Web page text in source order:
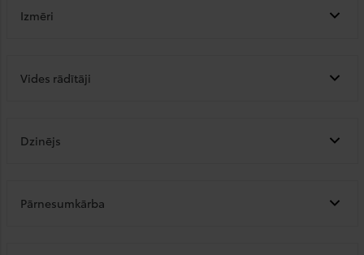
Izmēri
Vides rādītāji
Dzinējs
Pārnesumkārba